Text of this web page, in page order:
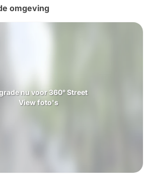
omgeving
nu voor 360° Street
View foto's